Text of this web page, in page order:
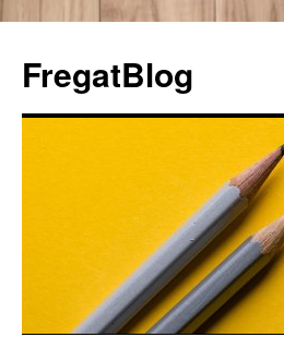
FregatBlog